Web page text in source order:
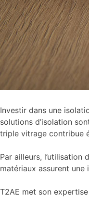
Investir dans une
solutions d’isolation
triple vitrage contribue
Par ailleurs,
matériaux assurent
T2AE met son